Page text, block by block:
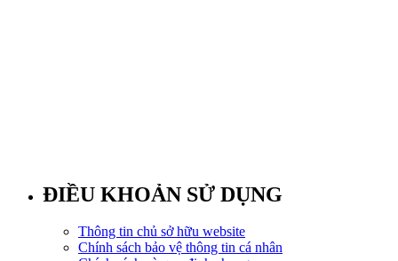
ĐIỀU KHOẢN SỬ DỤNG
Thông tin chủ sở hữu website
Chính sách bảo vệ thông tin cá nhân